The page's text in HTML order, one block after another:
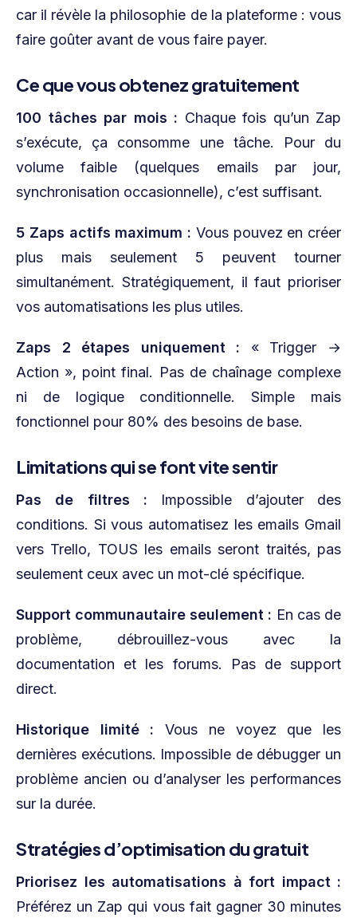
car il révèle la philosophie de la plateforme : vous
faire goûter avant de vous faire payer.
Ce que vous obtenez gratuitement
100 tâches par mois : Chaque fois qu’un Zap
s’exécute, ça consomme une tâche. Pour du
volume faible (quelques emails par jour,
synchronisation occasionnelle), c’est suffisant.
5 Zaps actifs maximum : Vous pouvez en créer
plus mais seulement 5 peuvent tourner
simultanément. Stratégiquement, il faut prioriser
vos automatisations les plus utiles.
Zaps 2 étapes uniquement : « Trigger →
Action », point final. Pas de chaînage complexe
ni de logique conditionnelle. Simple mais
fonctionnel pour 80% des besoins de base.
Limitations qui se font vite sentir
Pas de filtres : Impossible d’ajouter des
conditions. Si vous automatisez les emails Gmail
vers Trello, TOUS les emails seront traités, pas
seulement ceux avec un mot-clé spécifique.
Support communautaire seulement : En cas de
problème, débrouillez-vous avec la
documentation et les forums. Pas de support
direct.
Historique limité : Vous ne voyez que les
dernières exécutions. Impossible de débugger un
problème ancien ou d’analyser les performances
sur la durée.
Stratégies d’optimisation du gratuit
Priorisez les automatisations à fort impact :
Préférez un Zap qui vous fait gagner 30 minutes